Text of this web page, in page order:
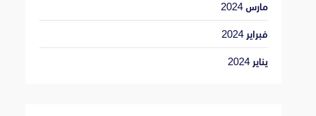
مارس 2024
فبراير 2024
يناير 2024